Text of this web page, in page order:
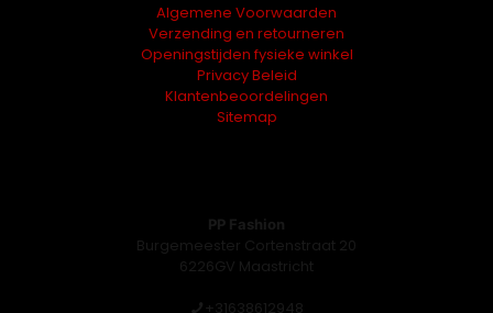
Algemene Voorwaarden
Verzending en retourneren
Openingstijden fysieke winkel
Privacy Beleid
Klantenbeoordelingen
Sitemap
PP Fashion
Burgemeester Cortenstraat 20
6226GV Maastricht
+31638612948